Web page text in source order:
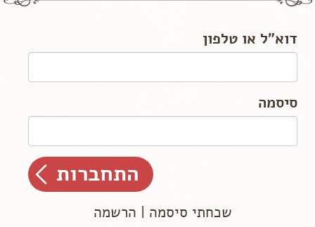
דוא"ל או טלפון
סיסמה
שכחתי סיסמה | הרשמה